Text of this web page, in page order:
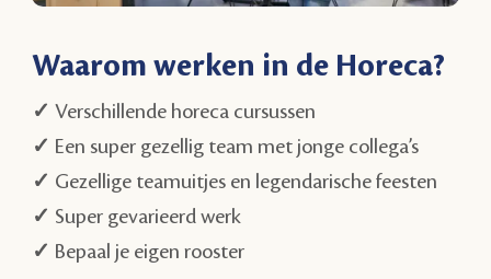
Waarom werken in de Horeca?
✓Verschillende horeca cursussen
✓ Een super gezellig team met jonge collega’s
✓ Gezellige teamuitjes en legendarische feesten
✓ Super gevarieerd werk
✓ Bepaal je eigen rooster